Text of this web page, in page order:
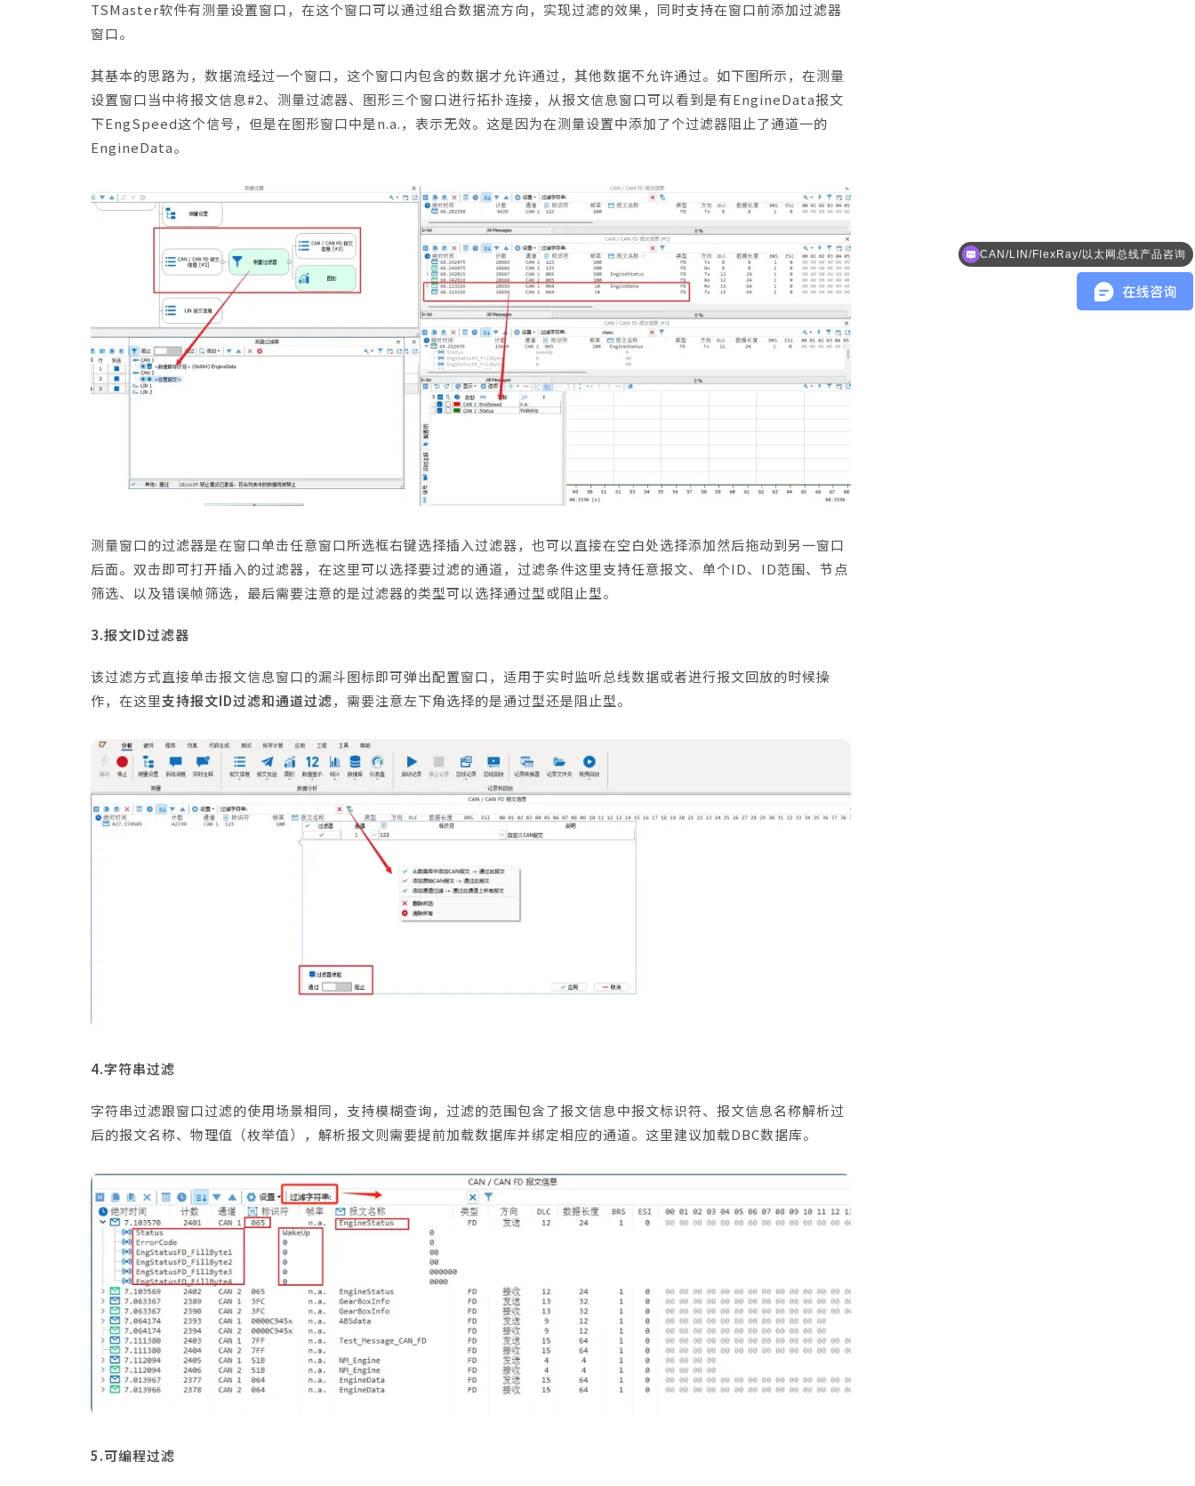
TSMaster软件有测量设置窗口，在这个窗口可以通过组合数据流方向，实现过滤的效果，同时支持在窗口前添加过滤器
窗口。
其基本的思路为，数据流经过一个窗口，这个窗口内包含的数据才允许通过，其他数据不允许通过。如下图所示，在测量
设置窗口当中将报文信息#2、测量过滤器、图形三个窗口进行拓扑连接，从报文信息窗口可以看到是有EngineData报文
下EngSpeed这个信号，但是在图形窗口中是n.a.，表示无效。这是因为在测量设置中添加了个过滤器阻止了通道一的
EngineData。
测量窗口的过滤器是在窗口单击任意窗口所选框右键选择插入过滤器，也可以直接在空白处选择添加然后拖动到另一窗口
后面。双击即可打开插入的过滤器，在这里可以选择要过滤的通道，过滤条件这里支持任意报文、单个ID、ID范围、节点
筛选、以及错误帧筛选，最后需要注意的是过滤器的类型可以选择通过型或阻止型。
3.报文ID过滤器
该过滤方式直接单击报文信息窗口的漏斗图标即可弹出配置窗口，适用于实时监听总线数据或者进行报文回放的时候操
作，在这里支持报文ID过滤和通道过滤，需要注意左下角选择的是通过型还是阻止型。
4.字符串过滤
字符串过滤跟窗口过滤的使用场景相同，支持模糊查询，过滤的范围包含了报文信息中报文标识符、报文信息名称解析过
后的报文名称、物理值（枚举值），解析报文则需要提前加载数据库并绑定相应的通道。这里建议加载DBC数据库。
5.可编程过滤
CAN/LIN/FlexRay/以太网总线产品咨询